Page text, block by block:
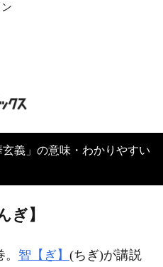
ぎ】
智【ぎ】 (ちぎ)が講説